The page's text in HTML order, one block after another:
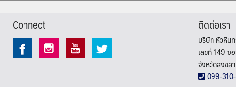
Connect ติดต่อเรา
บริษัท หัวหิน
เลขที่ 149 ซ
จังหวัดสงขล
099-